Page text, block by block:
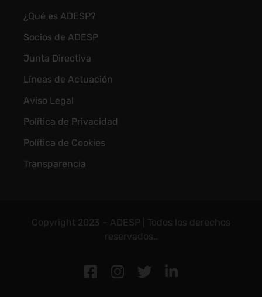
¿Qué es ADESP?
Socios de ADESP
Junta Directiva
Líneas de Actuación
Aviso Legal
Política de Privacidad
Política de Cookies
Transparencia
Copyright 2023 – ADESP | Todos los derechos
reservados..